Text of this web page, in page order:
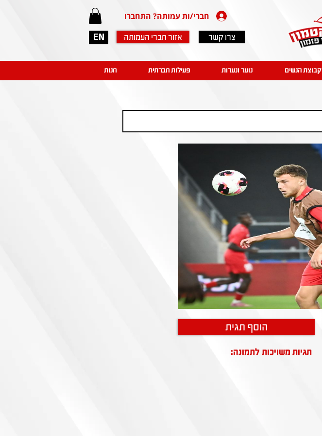
EN
חברי/ות עמותה? התחברו
אזור חברי העמותה צרו קשר
קבוצת הנשים נוער ונערות פעילות חברתית חנות
הוסף תגית
תגיות משויכות לתמונה: